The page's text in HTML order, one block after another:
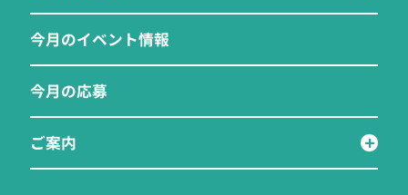
今月のイベント情報
今月の応募
ご案内